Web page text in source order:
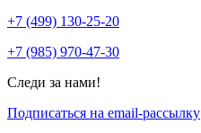
+7 (499) 130-25-20
+7 (985) 970-47-30
Следи за нами!
Подписаться на email-рассылку